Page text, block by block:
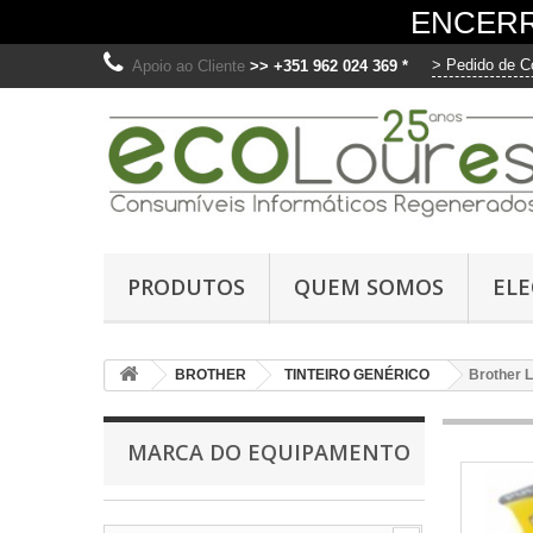
Apoio ao Cliente >> +351 962 024 369 * > Pedido de
PRODUTOS QUEM SOMOS
BROTHER TINTEIRO GENÉRICO Brother
MARCA DO EQUIPAMENTO